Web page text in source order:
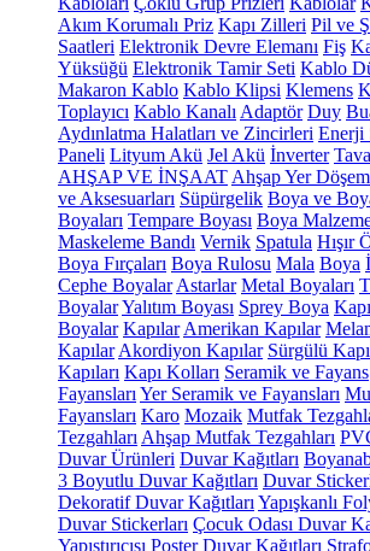
Akım Korumalı Priz Kapı Zilleri Pil ve
Saatleri Elektronik Devre Elemanı Fiş
Yüksüğü Elektronik Tamir Seti Kablo
Makaron Kablo Kablo Klipsi Klemens
Toplayıcı Kablo Kanalı Adaptör Duy
Aydınlatma Halatları ve Zincirleri Enerji
Paneli Lityum Akü Jel Akü İnverter
AHŞAP VE İNŞAAT Ahşap Yer
ve Aksesuarları Süpürgelik Boya ve
Boyaları Tempare Boyası Boya
Maskeleme Bandı Vernik Spatula Hışır
Boya Fırçaları Boya Rulosu Mala Boya
Cephe Boyalar Astarlar Metal Boyaları
BoyalarYalıtım Boyası Sprey Boya
Boyalar Kapılar Amerikan Kapılar
Kapılar Akordiyon Kapılar Sürgülü
Kapıları Kapı Kolları Seramik ve Fayans
Fayansları Yer Seramik ve Fayansları
Fayansları Karo Mozaik Mutfak
Tezgahları Ahşap Mutfak Tezgahları
Duvar Ürünleri Duvar Kağıtları
3 Boyutlu Duvar Kağıtları Duvar
Dekoratif Duvar Kağıtları Yapışkanlı
Duvar Stickerları Çocuk Odası Duvar
Yapıştırıcısı Poster Duvar Kağıtları